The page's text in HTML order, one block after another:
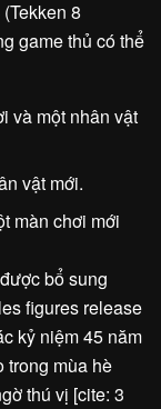
8
game thủ có thể
và một nhân vật
vật mới.
màn chơi mới
bổ sung
figures release
kỷ niệm 45 năm
trong mùa hè
thú vị [cite: 3